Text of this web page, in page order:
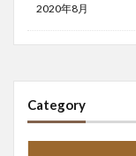
2020年8月
Category